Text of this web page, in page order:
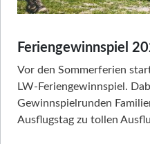
Feriengewinnspiel
Vor den Sommerferien
LW-Feriengewinnspiel.
Gewinnspielrunden
Ausflugstag zu tollen